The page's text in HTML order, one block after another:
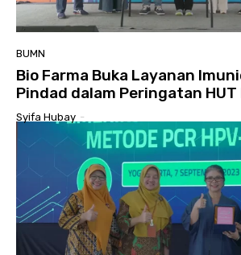
BUMN
Bio Farma Buka Layanan
Pindad dalam Peringatan
Syifa Hubay -